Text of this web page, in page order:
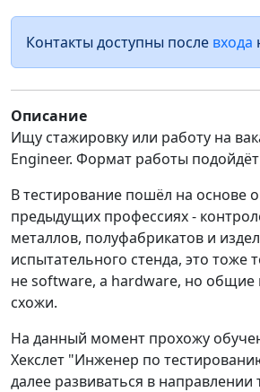
Контакты доступны после входа
Описание
Ищу стажировку или работу на
Engineer. Формат работы
В тестирование пошёл на основе
предыдущих профессиях -
металлов, полуфабрикатов и
испытательного стенда, это тоже
не software, а hardware, но общие
схожи.
На данный момент прохожу
Хекслет "Инженер по
далее развиваться в направлении